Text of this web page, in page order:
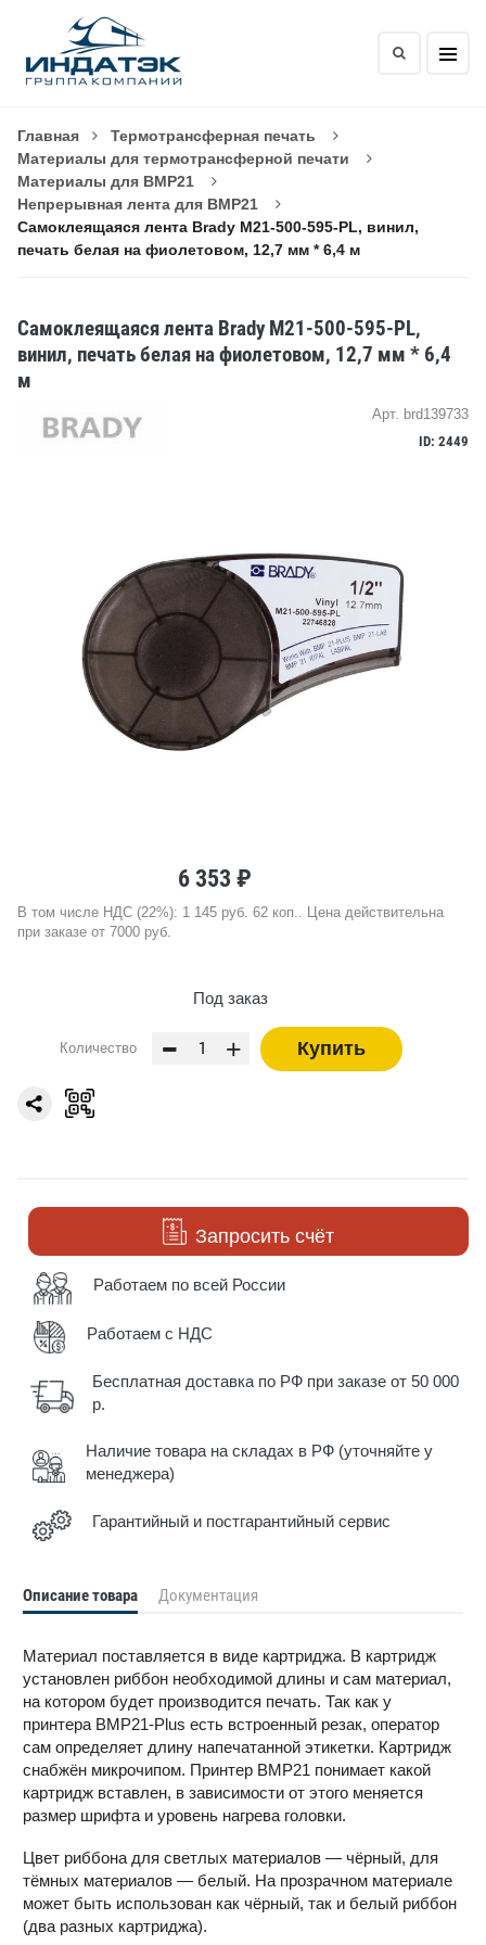
Главная
Термотрансферная печать
Материалы для термотрансферной печати
Материалы для BMP21
Непрерывная лента для BMP21
Самоклеящаяся лента Brady M21-500-595-PL, винил,
печать белая на фиолетовом, 12,7 мм * 6,4 м
Самоклеящаяся лента Brady M21-500-595-PL,
винил, печать белая на фиолетовом, 12,7 мм * 6,4
м
Арт. brd139733
ID: 2449
6 353 ₽
В том числе НДС (22%): 1 145 руб. 62 коп.. Цена действительна
при заказе от 7000 руб.
Под заказ
Количество - + Купить
Запросить счёт
Работаем по всей России
Работаем с НДС
Бесплатная доставка по РФ при заказе от 50 000
р.
Наличие товара на складах в РФ (уточняйте у
менеджера)
Гарантийный и постгарантийный сервис
Описание товара Документация
Материал поставляется в виде картриджа. В картридж
установлен риббон необходимой длины и сам материал,
на котором будет производится печать. Так как у
принтера BMP21-Plus есть встроенный резак, оператор
сам определяет длину напечатанной этикетки. Картридж
снабжён микрочипом. Принтер BMP21 понимает какой
картридж вставлен, в зависимости от этого меняется
размер шрифта и уровень нагрева головки.
Цвет риббона для светлых материалов — чёрный, для
тёмных материалов — белый. На прозрачном материале
может быть использован как чёрный, так и белый риббон
(два разных картриджа).